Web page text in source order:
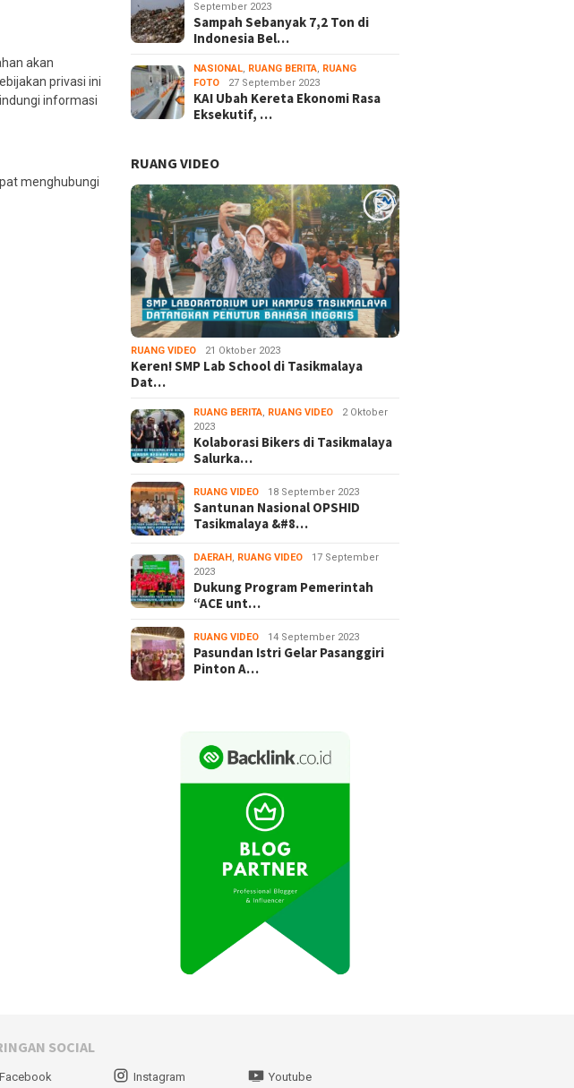
akan
privasi ini
informasi
menghubungi
September 2023
Sampah Sebanyak 7,2 Ton di
Indonesia Bel…
NASIONAL, RUANG BERITA, RUANG
FOTO
27 September 2023
KAI Ubah Kereta Ekonomi Rasa
Eksekutif, …
RUANG VIDEO
RUANG VIDEO 21 Oktober 2023
Keren! SMP Lab School di Tasikmalaya
Dat…
RUANG BERITA, RUANG VIDEO
2 Oktober
2023
Kolaborasi Bikers di Tasikmalaya
Salurka…
RUANG VIDEO 18 September 2023
Santunan Nasional OPSHID
Tasikmalaya &#8…
DAERAH , RUANG VIDEO
17 September
2023
Dukung Program Pemerintah
“ACE unt…
RUANG VIDEO 14 September 2023
Pasundan Istri Gelar Pasanggiri
Pinton A…
SOCIAL
Facebook Instagram Youtube